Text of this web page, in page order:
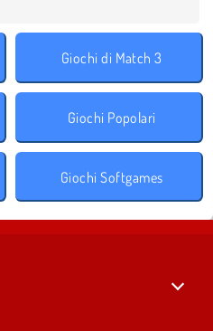
Giochi di Match 3
Giochi Popolari
Giochi Softgames